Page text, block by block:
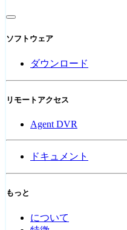
ソフトウェア
ダウンロード
リモートアクセス
Agent DVR
ドキュメント
もっと
について